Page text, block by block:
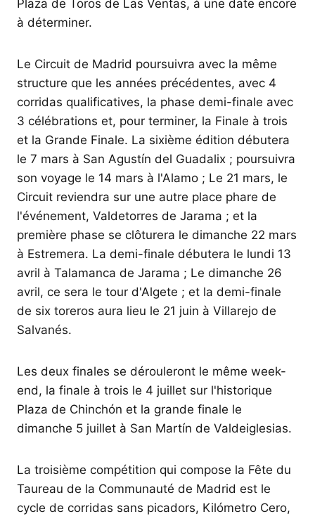
Plaza de Toros de Las Ventas, à une date encore
à déterminer.
Le Circuit de Madrid poursuivra avec la même
structure que les années précédentes, avec 4
corridas qualificatives, la phase demi-finale avec
3 célébrations et, pour terminer, la Finale à trois
et la Grande Finale. La sixième édition débutera
le 7 mars à San Agustín del Guadalix ; poursuivra
son voyage le 14 mars à l'Alamo ; Le 21 mars, le
Circuit reviendra sur une autre place phare de
l'événement, Valdetorres de Jarama ; et la
première phase se clôturera le dimanche 22 mars
à Estremera. La demi-finale débutera le lundi 13
avril à Talamanca de Jarama ; Le dimanche 26
avril, ce sera le tour d'Algete ; et la demi-finale
de six toreros aura lieu le 21 juin à Villarejo de
Salvanés.
Les deux finales se dérouleront le même week-
end, la finale à trois le 4 juillet sur l'historique
Plaza de Chinchón et la grande finale le
dimanche 5 juillet à San Martín de Valdeiglesias.
La troisième compétition qui compose la Fête du
Taureau de la Communauté de Madrid est le
cycle de corridas sans picadors, Kilómetro Cero,